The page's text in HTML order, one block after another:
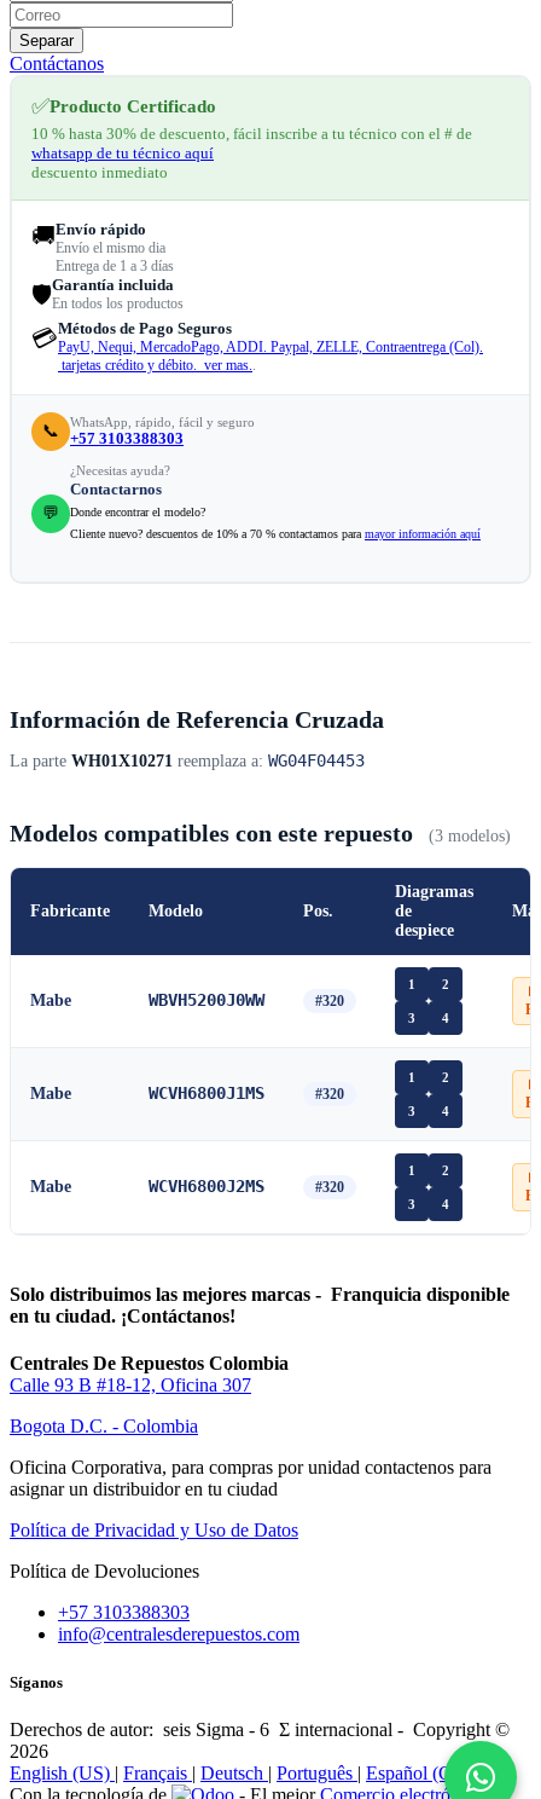
Separar
Contáctanos
✅Producto Certificado
10 % hasta 30% de descuento, fácil inscribe a tu técnico con el # de
whatsapp de tu técnico aquí
descuento inmediato
🚚Envío rápido
Envío el mismo dia
Entrega de 1 a 3 días
🛡️Garantía incluida
En todos los productos
💳Métodos de Pago Seguros
PayU, Nequi, MercadoPago, ADDI. Paypal, ZELLE, Contraentrega (Col).
tarjetas crédito y débito. ver mas..
📞 WhatsApp, rápido, fácil y seguro
+57 3103388303
💬
¿Necesitas ayuda?
Contactarnos
Donde encontrar el modelo?
Cliente nuevo? descuentos de 10% a 70 % contactamos para mayor información aquí
Información de Referencia Cruzada
La parte WH01X10271 reemplaza a: WG04F04453
Modelos compatibles con este repuesto (3 modelos)
Fabricante Modelo Pos.
Diagramas
de
despiece
Mabe WBVH5200J0WW #320
1 2
3 4
📄
Mabe WCVH6800J1MS #320
1 2
3 4
📄
Mabe WCVH6800J2MS #320
1 2
3 4
📄
Solo distribuimos las mejores marcas - Franquicia disponible
en tu ciudad. ¡Contáctanos!
Centrales De Repuestos Colombia
Calle 93 B #18-12, Oficina 307
Bogota D.C. - Colombia
Oficina Corporativa, para compras por unidad contactenos para
asignar un distribuidor en tu ciudad
Política de Privacidad y Uso de Datos
Política de Devoluciones
+57 3103388303
info@centralesderepuestos.com
Síganos
Derechos de autor: seis Sigma - 6 Σ internacional - Copyright ©
2026
English (US) | Français | Deutsch | Português | Español (CO)
Con la tecnología de
- El mejorComercio electrónico de